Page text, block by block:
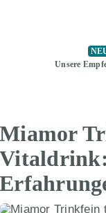
Unsere
Miamor